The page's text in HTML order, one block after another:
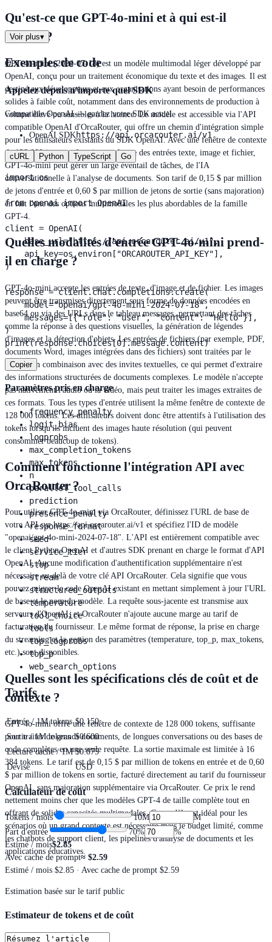
Qu'est-ce que GPT-4o-mini et à qui est-il
destiné ?
GPT-4o-mini (2024-07-18) est un modèle multimodal léger développé par
OpenAI, conçu pour un traitement économique du texte et des images. Il est
destiné aux développeurs et aux organisations ayant besoin de performances
solides à faible coût, notamment dans des environnements de production à
volume élevé ou sensibles à la latence. Le modèle est accessible via l'API
compatible OpenAI d'OrcaRouter, qui offre un chemin d'intégration simple
pour les utilisateurs existants du SDK OpenAI. Avec une fenêtre de contexte
de 128 000 jetons et la prise en charge des entrées texte, image et fichier,
GPT-4o-mini peut gérer un large éventail de tâches, de l'IA
conversationnelle à l'analyse de documents. Son tarif de 0,15 $ par million
de jetons d'entrée et 0,60 $ par million de jetons de sortie (sans majoration)
en fait l'une des options multimodales les plus abordables de la famille
GPT-4.
Quelles modalités d'entrée GPT-4o-mini prend-
il en charge ?
GPT-4o-mini accepte les entrées de texte, d'image et de fichier. Les images
peuvent être transmises directement sous forme de données encodées en
base64 ou via des URLs dans le tableau messages, permettant des tâches
comme la réponse à des questions visuelles, la génération de légendes
d'images et la détection d'objets. Les entrées de fichiers (par exemple, PDF,
documents Word, images intégrées dans des fichiers) sont traitées par le
modèle en combinaison avec des invites textuelles, ce qui permet d'extraire
des informations structurées de documents complexes. Le modèle n'accepte
pas nativement l'audio ou la vidéo, mais peut traiter les images extraites de
ces formats. Tous les types d'entrée utilisent la même fenêtre de contexte de
128 000 tokens. Les utilisateurs doivent donc être attentifs à l'utilisation des
tokens lorsqu'ils incluent des images haute résolution (qui peuvent
consommer beaucoup de tokens).
Comment fonctionne l'intégration API avec
OrcaRouter ?
Pour utiliser GPT-4o-mini via OrcaRouter, définissez l'URL de base de
votre API sur https://api.orcarouter.ai/v1 et spécifiez l'ID de modèle
"openai/gpt-4o-mini-2024-07-18". L'API est entièrement compatible avec
le client Python OpenAI et d'autres SDK prenant en charge le format d'API
OpenAI. Aucune modification d'authentification supplémentaire n'est
nécessaire au-delà de votre clé API OrcaRouter. Cela signifie que vous
pouvez migrer le code OpenAI existant en mettant simplement à jour l'URL
de base et le nom du modèle. La requête sous-jacente est transmise aux
serveurs d'OpenAI, et OrcaRouter n'ajoute aucune marge au tarif de
facturation du fournisseur. Le même format de réponse, la prise en charge
du streaming et la gestion des paramètres (temperature, top_p, max_tokens,
etc.) sont disponibles.
Quelles sont les spécifications clés de coût et de
contexte ?
GPT-4o-mini offre une fenêtre de contexte de 128 000 tokens, suffisante
pour traiter de grands documents, de longues conversations ou des bases de
code complètes en une seule requête. La sortie maximale est limitée à 16
384 tokens. Le tarif est de 0,15 $ par million de tokens en entrée et de 0,60
$ par million de tokens en sortie, facturé directement au tarif du fournisseur
OpenAI, sans majoration supplémentaire via OrcaRouter. Ce prix le rend
nettement moins cher que les modèles GPT-4 de taille complète tout en
offrant de solides capacités multimodales. Ce modèle est idéal pour les
scénarios où un grand contexte est nécessaire mais le budget limité, comme
les chatbots de support client, les pipelines d'analyse de documents et les
applications éducatives.
Voir plus▾
Exemples de code
Appelez depuis n'importe quel SDK
Compatible OpenAI — gardez votre SDK actuel
OpenAI SDKhttps://api.orcarouter.ai/v1
cURL Python TypeScript Go
import os
from openai import OpenAI
client = OpenAI(
    base_url="https://api.orcarouter.ai/v1",
    api_key=os.environ["ORCAROUTER_API_KEY"],
)
response = client.chat.completions.create(
    model="openai/gpt-4o-mini-2024-07-18",
    messages=[{"role": "user", "content": "Hello"}],
)
print(response.choices[0].message.content)
Copier
Paramètres pris en charge
frequency_penalty
logit_bias
logprobs
max_completion_tokens
max_tokens
n
parallel_tool_calls
prediction
presence_penalty
response_format
seed
service_tier
stop
stream
structured_outputs
temperature
tool_choice
tools
top_logprobs
top_p
web_search_options
Tarifs
Entrée / 1M tokens $0.150
Sortie / 1M tokens $0.600
Lecture cache / 1M $0.075
Devise
USD
Calculateur de coût
Tokens / mois 10M
M
Part d'entrée
70%
%
Estimé / mois$2.85
Avec cache de prompt≈ $2.59
Estimé / mois $2.85 · Avec cache de prompt $2.59
Estimation basée sur le tarif public
Estimateur de tokens et de coût